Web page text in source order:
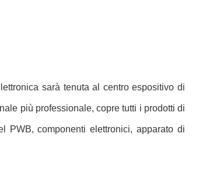
sarà tenuta al centro espositivo di
più professionale, copre tutti i prodotti di
PWB, componenti elettronici, apparato di